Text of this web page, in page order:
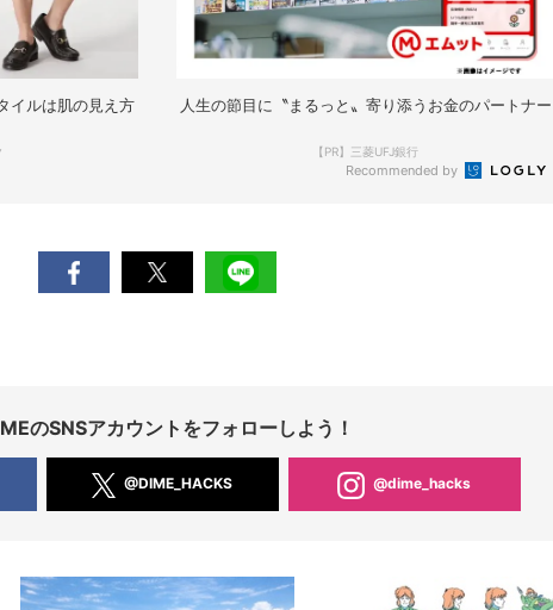
イルは肌の見え方
人生の節目に〝まるっと〟寄り添うお金のパートナー
【PR】三菱UFJ銀行
Recommended by
のSNSアカウントをフォローしよう！
@DIME_HACKS @dime_hacks